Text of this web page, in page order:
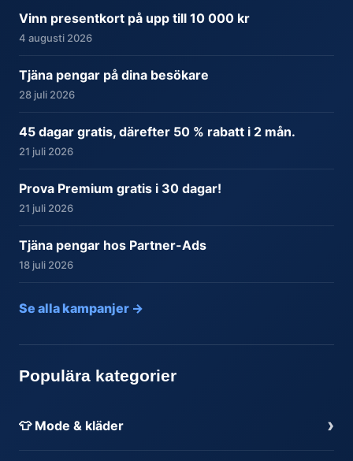
Vinn presentkort på upp till 10 000 kr
4 augusti 2026
Tjäna pengar på dina besökare
28 juli 2026
45 dagar gratis, därefter 50 % rabatt i 2 mån.
21 juli 2026
Prova Premium gratis i 30 dagar!
21 juli 2026
Tjäna pengar hos Partner-Ads
18 juli 2026
Se alla kampanjer →
Populära kategorier
👕 Mode & kläder ›